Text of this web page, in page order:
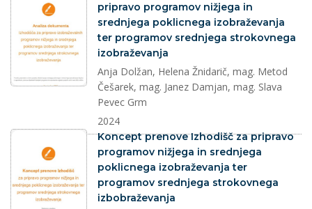
pripravo programov nižjega in
srednjega poklicnega izobraževanja
ter programov srednjega strokovnega
izobraževanja
Anja Dolžan, Helena Žnidarič, mag. Metod
Češarek, mag. Janez Damjan, mag. Slava
Pevec Grm
2024
dokument
Koncept prenove Izhodišč za pripravo
programov nižjega in srednjega
poklicnega izobraževanja ter
programov srednjega strokovnega
izbobraževanja